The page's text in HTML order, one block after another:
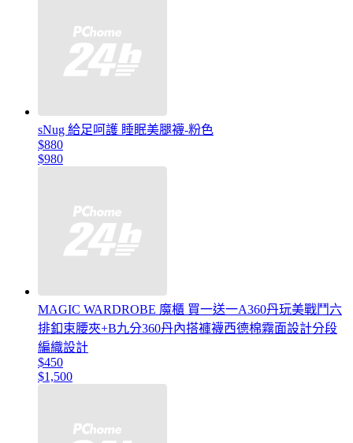
sNug 給足呵護 睡眠美腿襪-粉色
$880
$980
MAGIC WARDROBE 魔櫃 買一送一A360丹玩美戰鬥六
排釦束腰夾+B九分360丹內搭褲襪西德棉霧面設計分段
編織設計
$450
$1,500